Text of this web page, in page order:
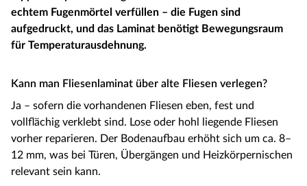
echtem Fugenmörtel verfüllen – die Fugen sind
aufgedruckt, und das Laminat benötigt Bewegungsraum
für Temperaturausdehnung.
Kann man Fliesenlaminat über alte Fliesen verlegen?
Ja – sofern die vorhandenen Fliesen eben, fest und
vollflächig verklebt sind. Lose oder hohl liegende Fliesen
vorher reparieren. Der Bodenaufbau erhöht sich um ca. 8–
12 mm, was bei Türen, Übergängen und Heizkörpernischen
relevant sein kann.